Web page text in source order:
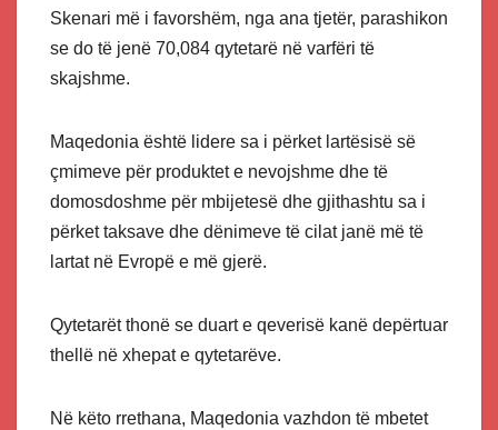
Skenari më i favorshëm, nga ana tjetër, parashikon
se do të jenë 70,084 qytetarë në varfëri të
skajshme.
Maqedonia është lidere sa i përket lartësisë së
çmimeve për produktet e nevojshme dhe të
domosdoshme për mbijetesë dhe gjithashtu sa i
përket taksave dhe dënimeve të cilat janë më të
lartat në Evropë e më gjerë.
Qytetarët thonë se duart e qeverisë kanë depërtuar
thellë në xhepat e qytetarëve.
Në këto rrethana, Maqedonia vazhdon të mbetet